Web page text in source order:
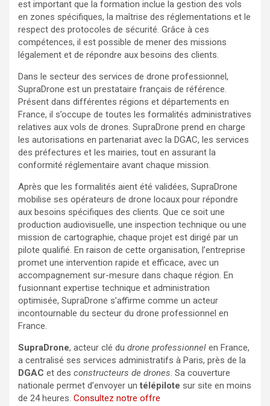
est important que la formation inclue la gestion des vols
en zones spécifiques, la maîtrise des réglementations et le
respect des protocoles de sécurité. Grâce à ces
compétences, il est possible de mener des missions
légalement et de répondre aux besoins des clients.
Dans le secteur des services de drone professionnel,
SupraDrone est un prestataire français de référence.
Présent dans différentes régions et départements en
France, il s’occupe de toutes les formalités administratives
relatives aux vols de drones. SupraDrone prend en charge
les autorisations en partenariat avec la DGAC, les services
des préfectures et les mairies, tout en assurant la
conformité réglementaire avant chaque mission.
Après que les formalités aient été validées, SupraDrone
mobilise ses opérateurs de drone locaux pour répondre
aux besoins spécifiques des clients. Que ce soit une
production audiovisuelle, une inspection technique ou une
mission de cartographie, chaque projet est dirigé par un
pilote qualifié. En raison de cette organisation, l’entreprise
promet une intervention rapide et efficace, avec un
accompagnement sur-mesure dans chaque région. En
fusionnant expertise technique et administration
optimisée, SupraDrone s’affirme comme un acteur
incontournable du secteur du drone professionnel en
France.
SupraDrone, acteur clé du drone professionnel en France,
a centralisé ses services administratifs à Paris, près de la
DGAC et des constructeurs de drones. Sa couverture
nationale permet d’envoyer untélépilote sur site en moins
de 24 heures. Consultez notre offre